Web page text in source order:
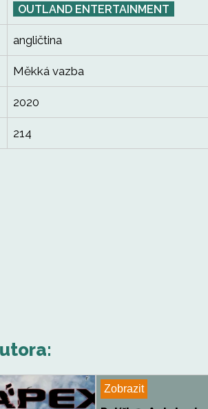
OUTLAND ENTERTAINMENT
angličtina
Měkká vazba
2020
214
Zobrazit